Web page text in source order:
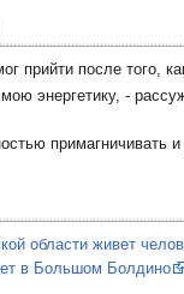
прийти после того,
энергетику, -
области живет
в Большом Болдино